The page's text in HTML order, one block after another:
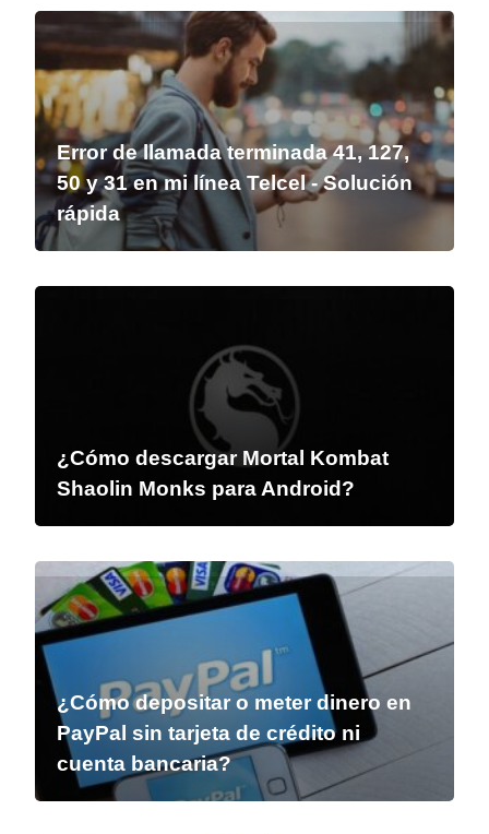
Error de llamada terminada 41, 127,
50 y 31 en mi línea Telcel - Solución
rápida
¿Cómo descargar Mortal Kombat
Shaolin Monks para Android?
¿Cómo depositar o meter dinero en
PayPal sin tarjeta de crédito ni
cuenta bancaria?